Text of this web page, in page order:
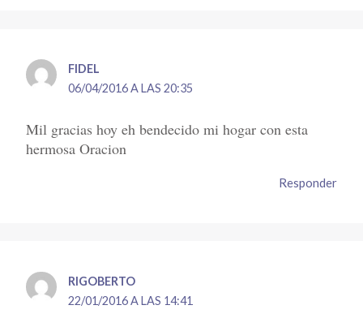
FIDEL
06/04/2016 A LAS 20:35
Mil gracias hoy eh bendecido mi hogar con esta
hermosa Oracion
Responder
RIGOBERTO
22/01/2016 A LAS 14:41